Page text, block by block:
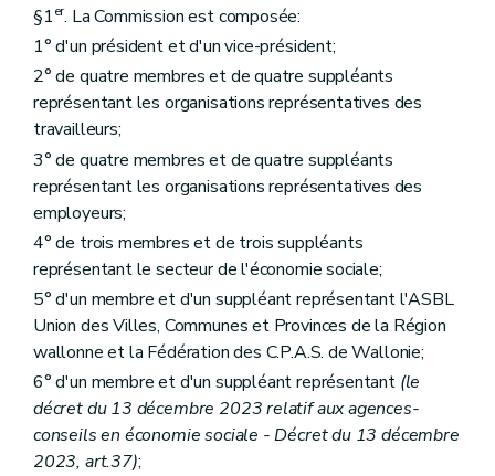
§1er. La Commission est composée:
1° d'un président et d'un vice-président;
2° de quatre membres et de quatre suppléants
représentant les organisations représentatives des
travailleurs;
3° de quatre membres et de quatre suppléants
représentant les organisations représentatives des
employeurs;
4° de trois membres et de trois suppléants
représentant le secteur de l'économie sociale;
5° d'un membre et d'un suppléant représentant l'ASBL
Union des Villes, Communes et Provinces de la Région
wallonne et la Fédération des C.P.A.S. de Wallonie;
6° d'un membre et d'un suppléant représentant (le
décret du 13 décembre 2023 relatif aux agences-
conseils en économie sociale - Décret du 13 décembre
2023, art.37);